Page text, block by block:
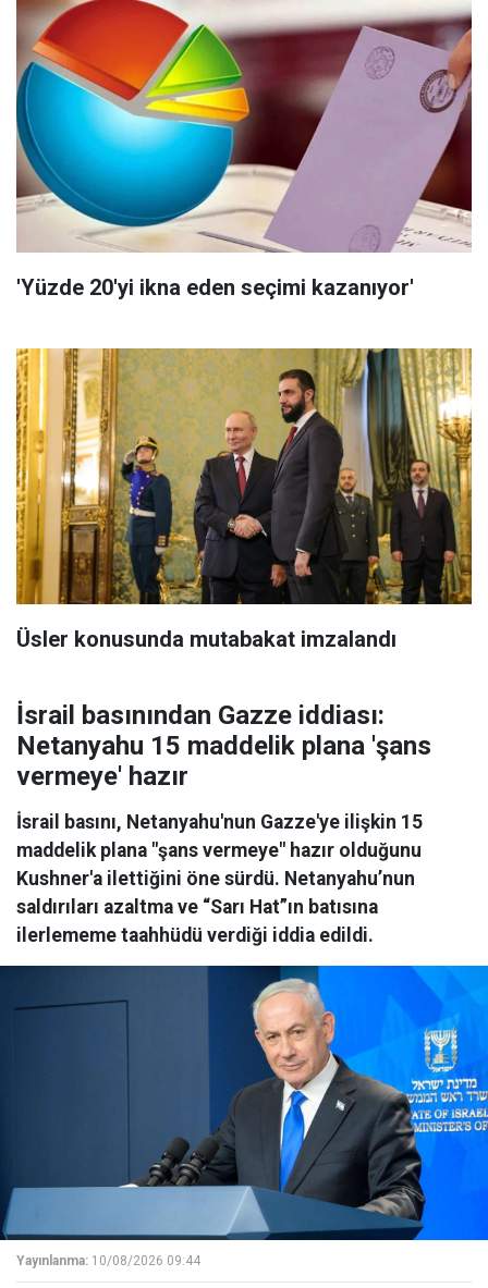
'Yüzde 20'yi ikna eden seçimi kazanıyor'
Üsler konusunda mutabakat imzalandı
İsrail basınından Gazze iddiası:
Netanyahu 15 maddelik plana 'şans
vermeye' hazır
İsrail basını, Netanyahu'nun Gazze'ye ilişkin 15
maddelik plana "şans vermeye" hazır olduğunu
Kushner'a ilettiğini öne sürdü. Netanyahu’nun
saldırıları azaltma ve “Sarı Hat”ın batısına
ilerlememe taahhüdü verdiği iddia edildi.
Yayınlanma: 10/08/2026 09:44